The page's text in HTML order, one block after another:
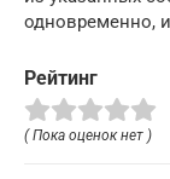
одновременно,
Рейтинг
( Пока оценок нет )